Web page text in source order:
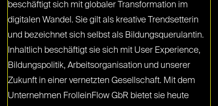
beschäftigt sich mit globaler Transformation im
digitalen Wandel. Sie gilt als kreative Trendsetterin
und bezeichnet sich selbst als Bildungsquerulantin.
Inhaltlich beschäftigt sie sich mit User Experience,
Bildungspolitik, Arbeitsorganisation und unserer
Zukunft in einer vernetzten Gesellschaft. Mit dem
Unternehmen FrolleinFlow GbR bietet sie heute